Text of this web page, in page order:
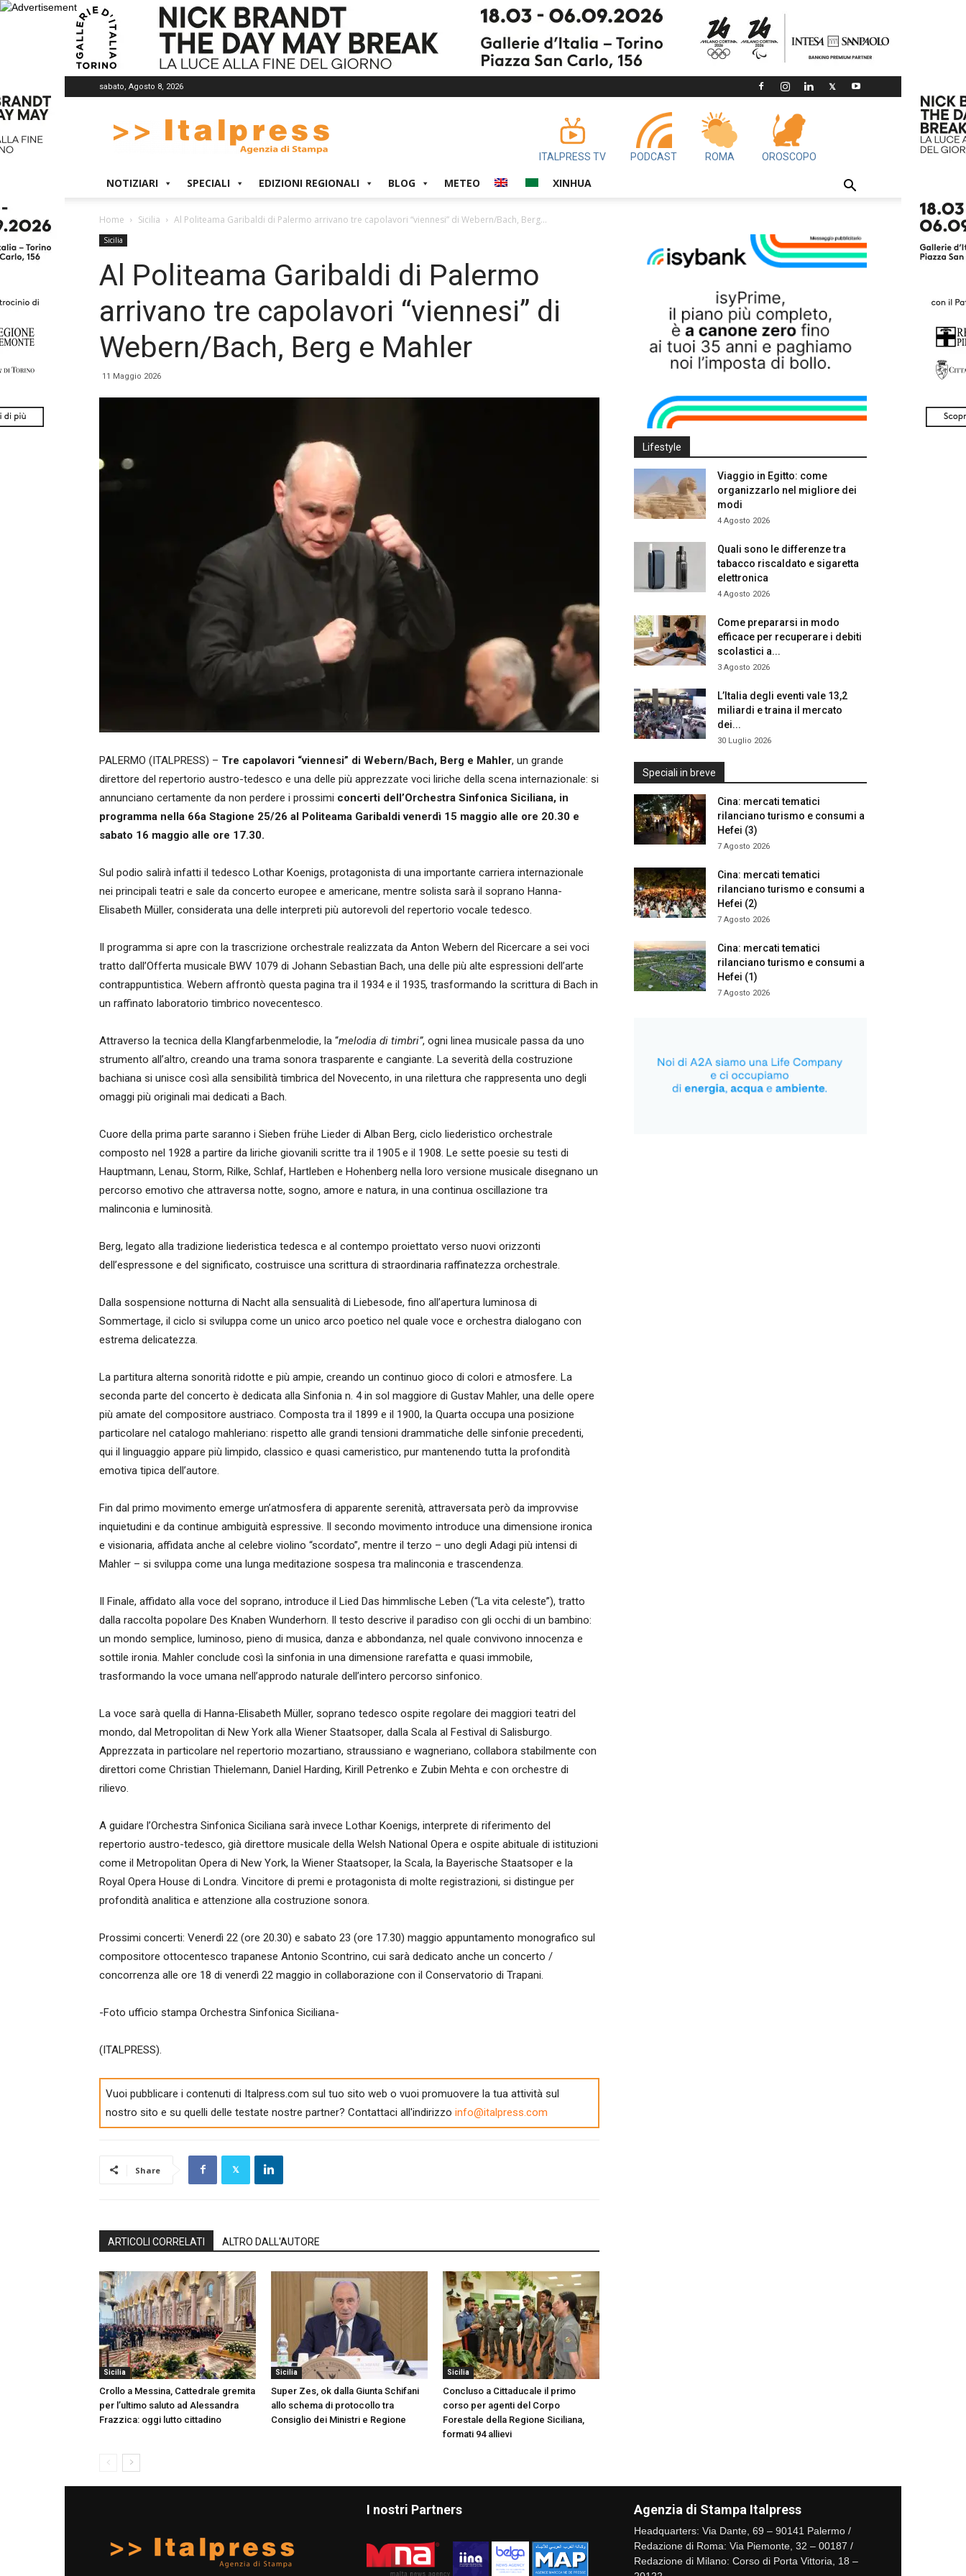
sabato, Agosto 8, 2026
ITALPRESS TV PODCAST ROMA OROSCOPO
NOTIZIARI SPECIALI EDIZIONI REGIONALI BLOG METEO XINHUA
Home Sicilia Al Politeama Garibaldi di Palermo arrivano tre capolavori “viennesi” di Webern/Bach, Berg...
Sicilia
Al Politeama Garibaldi di Palermo
arrivano tre capolavori “viennesi” di
Webern/Bach, Berg e Mahler
11 Maggio 2026
PALERMO (ITALPRESS) – Tre capolavori “viennesi” di Webern/Bach, Berg e Mahler, un grande
direttore del repertorio austro-tedesco e una delle più apprezzate voci liriche della scena internazionale: si
annunciano certamente da non perdere i prossimi concerti dell’Orchestra Sinfonica Siciliana, in
programma nella 66a Stagione 25/26 al Politeama Garibaldi venerdì 15 maggio alle ore 20.30 e
sabato 16 maggio alle ore 17.30.
Sul podio salirà infatti il tedesco Lothar Koenigs, protagonista di una importante carriera internazionale
nei principali teatri e sale da concerto europee e americane, mentre solista sarà il soprano Hanna-
Elisabeth Müller, considerata una delle interpreti più autorevoli del repertorio vocale tedesco.
Il programma si apre con la trascrizione orchestrale realizzata da Anton Webern del Ricercare a sei voci
tratto dall’Offerta musicale BWV 1079 di Johann Sebastian Bach, una delle più alte espressioni dell’arte
contrappuntistica. Webern affrontò questa pagina tra il 1934 e il 1935, trasformando la scrittura di Bach in
un raffinato laboratorio timbrico novecentesco.
Attraverso la tecnica della Klangfarbenmelodie, la “melodia di timbri”, ogni linea musicale passa da uno
strumento all’altro, creando una trama sonora trasparente e cangiante. La severità della costruzione
bachiana si unisce così alla sensibilità timbrica del Novecento, in una rilettura che rappresenta uno degli
omaggi più originali mai dedicati a Bach.
Cuore della prima parte saranno i Sieben frühe Lieder di Alban Berg, ciclo liederistico orchestrale
composto nel 1928 a partire da liriche giovanili scritte tra il 1905 e il 1908. Le sette poesie su testi di
Hauptmann, Lenau, Storm, Rilke, Schlaf, Hartleben e Hohenberg nella loro versione musicale disegnano un
percorso emotivo che attraversa notte, sogno, amore e natura, in una continua oscillazione tra
malinconia e luminosità.
Berg, legato alla tradizione liederistica tedesca e al contempo proiettato verso nuovi orizzonti
dell’espressone e del significato, costruisce una scrittura di straordinaria raffinatezza orchestrale.
Dalla sospensione notturna di Nacht alla sensualità di Liebesode, fino all’apertura luminosa di
Sommertage, il ciclo si sviluppa come un unico arco poetico nel quale voce e orchestra dialogano con
estrema delicatezza.
La partitura alterna sonorità ridotte e più ampie, creando un continuo gioco di colori e atmosfere. La
seconda parte del concerto è dedicata alla Sinfonia n. 4 in sol maggiore di Gustav Mahler, una delle opere
più amate del compositore austriaco. Composta tra il 1899 e il 1900, la Quarta occupa una posizione
particolare nel catalogo mahleriano: rispetto alle grandi tensioni drammatiche delle sinfonie precedenti,
qui il linguaggio appare più limpido, classico e quasi cameristico, pur mantenendo tutta la profondità
emotiva tipica dell’autore.
Fin dal primo movimento emerge un’atmosfera di apparente serenità, attraversata però da improvvise
inquietudini e da continue ambiguità espressive. Il secondo movimento introduce una dimensione ironica
e visionaria, affidata anche al celebre violino “scordato”, mentre il terzo – uno degli Adagi più intensi di
Mahler – si sviluppa come una lunga meditazione sospesa tra malinconia e trascendenza.
Il Finale, affidato alla voce del soprano, introduce il Lied Das himmlische Leben (“La vita celeste”), tratto
dalla raccolta popolare Des Knaben Wunderhorn. Il testo descrive il paradiso con gli occhi di un bambino:
un mondo semplice, luminoso, pieno di musica, danza e abbondanza, nel quale convivono innocenza e
sottile ironia. Mahler conclude così la sinfonia in una dimensione rarefatta e quasi immobile,
trasformando la voce umana nell’approdo naturale dell’intero percorso sinfonico.
La voce sarà quella di Hanna-Elisabeth Müller, soprano tedesco ospite regolare dei maggiori teatri del
mondo, dal Metropolitan di New York alla Wiener Staatsoper, dalla Scala al Festival di Salisburgo.
Apprezzata in particolare nel repertorio mozartiano, straussiano e wagneriano, collabora stabilmente con
direttori come Christian Thielemann, Daniel Harding, Kirill Petrenko e Zubin Mehta e con orchestre di
rilievo.
A guidare l’Orchestra Sinfonica Siciliana sarà invece Lothar Koenigs, interprete di riferimento del
repertorio austro-tedesco, già direttore musicale della Welsh National Opera e ospite abituale di istituzioni
come il Metropolitan Opera di New York, la Wiener Staatsoper, la Scala, la Bayerische Staatsoper e la
Royal Opera House di Londra. Vincitore di premi e protagonista di molte registrazioni, si distingue per
profondità analitica e attenzione alla costruzione sonora.
Prossimi concerti: Venerdì 22 (ore 20.30) e sabato 23 (ore 17.30) maggio appuntamento monografico sul
compositore ottocentesco trapanese Antonio Scontrino, cui sarà dedicato anche un concerto /
concorrenza alle ore 18 di venerdì 22 maggio in collaborazione con il Conservatorio di Trapani.
-Foto ufficio stampa Orchestra Sinfonica Siciliana-
(ITALPRESS).
Vuoi pubblicare i contenuti di Italpress.com sul tuo sito web o vuoi promuovere la tua attività sul
nostro sito e su quelli delle testate nostre partner? Contattaci all'indirizzo info@italpress.com
Share
ARTICOLI CORRELATI ALTRO DALL'AUTORE
Sicilia
Crollo a Messina, Cattedrale gremita
per l’ultimo saluto ad Alessandra
Frazzica: oggi lutto cittadino
Sicilia
Super Zes, ok dalla Giunta Schifani
allo schema di protocollo tra
Consiglio dei Ministri e Regione
Sicilia
Concluso a Cittaducale il primo
corso per agenti del Corpo
Forestale della Regione Siciliana,
formati 94 allievi
Lifestyle
Viaggio in Egitto: come
organizzarlo nel migliore dei
modi
4 Agosto 2026
Quali sono le differenze tra
tabacco riscaldato e sigaretta
elettronica
4 Agosto 2026
Come prepararsi in modo
efficace per recuperare i debiti
scolastici a...
3 Agosto 2026
L’Italia degli eventi vale 13,2
miliardi e traina il mercato
dei...
30 Luglio 2026
Speciali in breve
Cina: mercati tematici
rilanciano turismo e consumi a
Hefei (3)
7 Agosto 2026
Cina: mercati tematici
rilanciano turismo e consumi a
Hefei (2)
7 Agosto 2026
Cina: mercati tematici
rilanciano turismo e consumi a
Hefei (1)
7 Agosto 2026
I nostri Partners Agenzia di Stampa Italpress
Headquarters: Via Dante, 69 – 90141 Palermo /
Redazione di Roma: Via Piemonte, 32 – 00187 /
Redazione di Milano: Corso di Porta Vittoria, 18 –